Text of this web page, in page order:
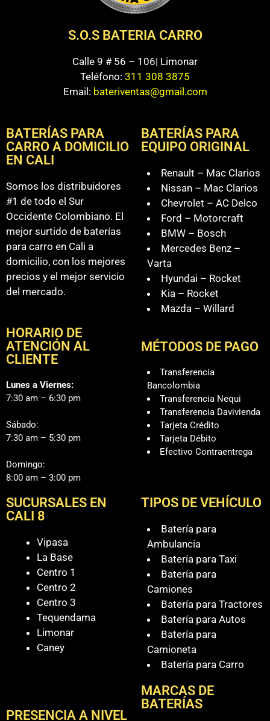
S.O.S BATERIA CARRO
Calle 9 # 56 – 106| Limonar
Teléfono: 311 308 3875
Email: bateriventas@gmail.com
BATERÍAS PARA
CARRO A DOMICILIO
EN CALI
Somos los distribuidores
#1 de todo el Sur
Occidente Colombiano. El
mejor surtido de baterías
para carro en Cali a
domicilio, con los mejores
precios y el mejor servicio
del mercado.
HORARIO DE
ATENCIÓN AL
CLIENTE
Lunes a Viernes:
7:30 am – 6:30 pm
Sábado:
7:30 am – 5:30 pm
Domingo:
8:00 am – 3:00 pm
BATERÍAS PARA
EQUIPO ORIGINAL
Renault – Mac Clarios
Nissan – Mac Clarios
Chevrolet – AC Delco
Ford – Motorcraft
BMW – Bosch
Mercedes Benz –
Varta
Hyundai – Rocket
Kia – Rocket
Mazda – Willard
MÉTODOS DE PAGO
Transferencia
Bancolombia
Transferencia Nequi
Transferencia Davivienda
Tarjeta Crédito
Tarjeta Débito
Efectivo Contraentrega
SUCURSALES EN
CALI 8
Vipasa
La Base
Centro 1
Centro 2
Centro 3
Tequendama
Limonar
Caney
PRESENCIA A NIVEL
TIPOS DE VEHÍCULO
Batería para
Ambulancia
Batería para Taxi
Batería para
Camiones
Batería para Tractores
Batería para Autos
Batería para
Camioneta
Batería para Carro
MARCAS DE
BATERÍAS